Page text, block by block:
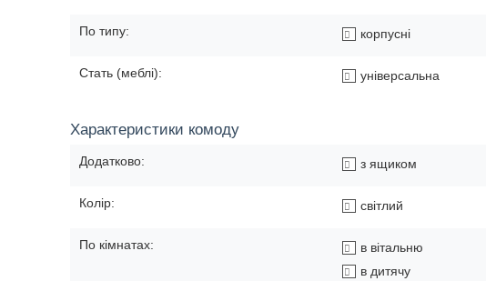
По типу: корпусні
Стать (меблі): універсальна
Характеристики комоду
Додатково: з ящиком
Колір: світлий
По кімнатах:
в вітальню
в дитячу